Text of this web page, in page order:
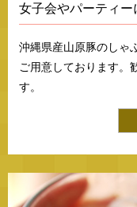
女子会やパーティー
沖縄県産山原豚のしゃ
ご用意しております。
す。